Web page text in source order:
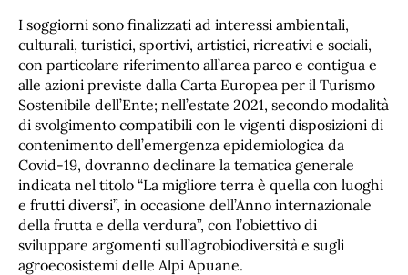
I soggiorni sono finalizzati ad interessi ambientali,
culturali, turistici, sportivi, artistici, ricreativi e sociali,
con particolare riferimento all’area parco e contigua e
alle azioni previste dalla Carta Europea per il Turismo
Sostenibile dell’Ente; nell’estate 2021, secondo modalità
di svolgimento compatibili con le vigenti disposizioni di
contenimento dell’emergenza epidemiologica da
Covid-19, dovranno declinare la tematica generale
indicata nel titolo “La migliore terra è quella con luoghi
e frutti diversi”, in occasione dell’Anno internazionale
della frutta e della verdura”, con l’obiettivo di
sviluppare argomenti sull’agrobiodiversità e sugli
agroecosistemi delle Alpi Apuane.